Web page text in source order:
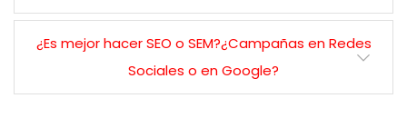
¿Es mejor hacer SEO o SEM?¿Campañas en Redes
Sociales o en Google?